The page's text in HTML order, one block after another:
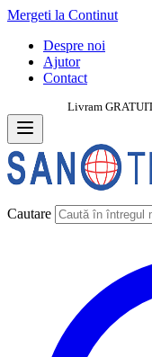
Mergeti la Continut
Despre noi
Ajutor
Contact
Livram
Cautare